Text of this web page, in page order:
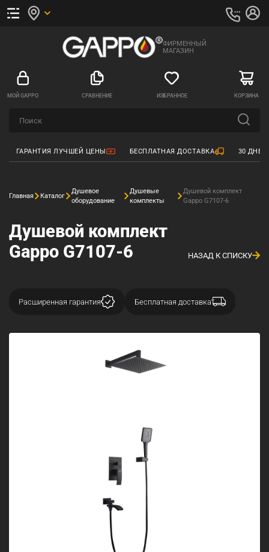
ФИРМЕННЫЙ
МАГАЗИН
МОЙ GAPPO СРАВНЕНИЕ ИЗБРАННОЕ КОРЗИНА
ГАРАНТИЯ ЛУЧШЕЙ ЦЕНЫ БЕСПЛАТНАЯ ДОСТАВКА 30
Главная Каталог
Душевое
оборудование
Душевые
комплекты
Душевой комплект
Gappo G7107-6
Душевой комплект
Gappo G7107-6
НАЗАД К СПИСКУ
Расширенная гарантия Бесплатная доставка